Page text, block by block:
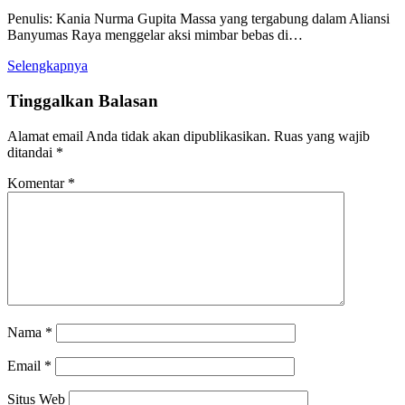
Penulis: Kania Nurma Gupita Massa yang tergabung dalam Aliansi
Banyumas Raya menggelar aksi mimbar bebas di…
Selengkapnya
Tinggalkan Balasan
Alamat email Anda tidak akan dipublikasikan. Ruas yang wajib
ditandai *
Komentar *
Nama *
Email *
Situs Web